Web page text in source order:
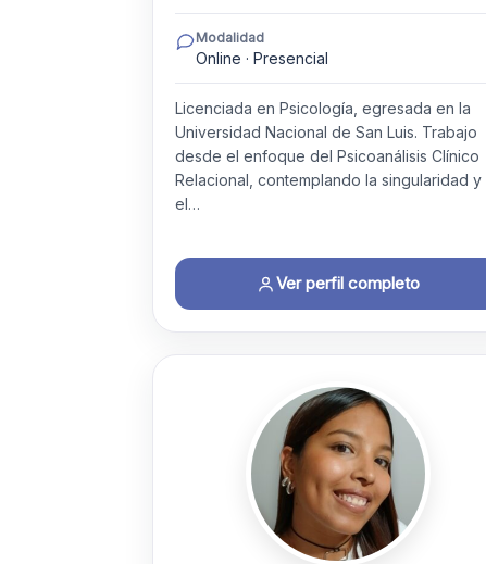
Modalidad
Online · Presencial
Licenciada en Psicología, egresada en la
Universidad Nacional de San Luis. Trabajo
desde el enfoque del Psicoanálisis Clínico
Relacional, contemplando la singularidad y
el…
Ver perfil completo